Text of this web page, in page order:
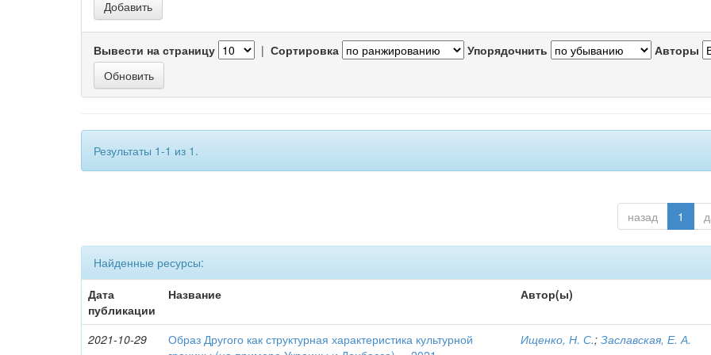
Вывести на страницу | Сортировка Упорядочнить Авторы
Результаты 1-1 из 1.
назад 1
Найденные ресурсы:
Дата
публикации
Название Автор(ы)
2021-10-29
Образ Другого как структурная характеристика культурной
Ищенко, Н. С.;Заславская, Е. А.